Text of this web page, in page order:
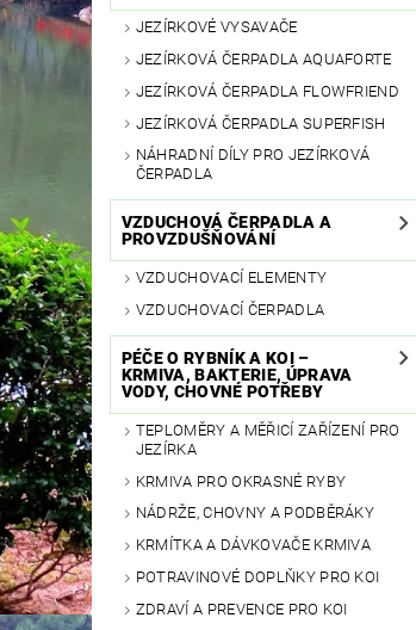
JEZÍRKOVÉ VYSAVAČE
JEZÍRKOVÁ ČERPADLA AQUAFORTE
JEZÍRKOVÁ ČERPADLA FLOWFRIEND
JEZÍRKOVÁ ČERPADLA SUPERFISH
NÁHRADNÍ DÍLY PRO JEZÍRKOVÁ
ČERPADLA
VZDUCHOVÁ ČERPADLA A
PROVZDUŠŇOVÁNÍ
VZDUCHOVACÍ ELEMENTY
VZDUCHOVACÍ ČERPADLA
PÉČE O RYBNÍK A KOI –
KRMIVA, BAKTERIE, ÚPRAVA
VODY, CHOVNÉ POTŘEBY
TEPLOMĚRY A MĚŘICÍ ZAŘÍZENÍ PRO
JEZÍRKA
KRMIVA PRO OKRASNÉ RYBY
NÁDRŽE, CHOVNY A PODBĚRÁKY
KRMÍTKA A DÁVKOVAČE KRMIVA
POTRAVINOVÉ DOPLŇKY PRO KOI
ZDRAVÍ A PREVENCE PRO KOI